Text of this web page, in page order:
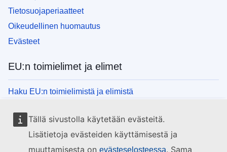
Tällä sivustolla käytetään evästeitä.
Lisätietoja evästeiden käyttämisestä ja
muuttamisesta on evästeselosteessa. Sama
Tietosuojaperiaatteet
Oikeudellinen huomautus
Evästeet
EU:n toimielimet ja elimet
Haku EU:n toimielimistä ja elimistä